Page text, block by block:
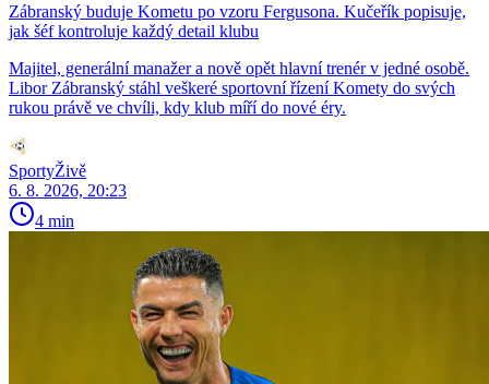
Zábranský buduje Kometu po vzoru Fergusona. Kučeřík popisuje,
jak šéf kontroluje každý detail klubu
Majitel, generální manažer a nově opět hlavní trenér v jedné osobě.
Libor Zábranský stáhl veškeré sportovní řízení Komety do svých
rukou právě ve chvíli, kdy klub míří do nové éry.
SportyŽivě
6. 8. 2026, 20:23
4 min